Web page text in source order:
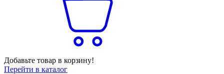
Добавьте товар в корзину!
Перейти в каталог